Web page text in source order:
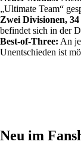
„Ultimate Team“
Zwei Divisionen, 34
befindet sich in der
Best-of-Three: An
Unentschieden ist
Neu im